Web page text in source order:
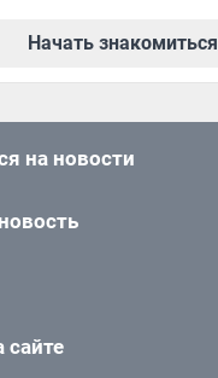
Начать знакомиться
на новости
сайте